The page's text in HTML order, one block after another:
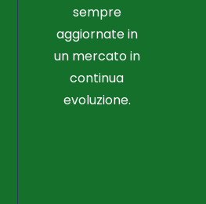
sempre
aggiornate in
un mercato in
continua
evoluzione.